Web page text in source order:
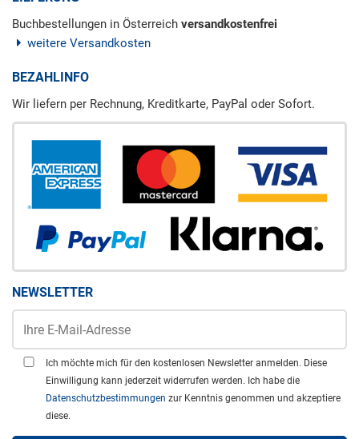
Buchbestellungen in Österreich versandkostenfrei
weitere Versandkosten
BEZAHLINFO
Wir liefern per Rechnung, Kreditkarte, PayPal oder Sofort.
NEWSLETTER
Ich möchte mich für den kostenlosen Newsletter anmelden. Diese
Einwilligung kann jederzeit widerrufen werden. Ich habe die
Datenschutzbestimmungen zur Kenntnis genommen und akzeptiere
diese.